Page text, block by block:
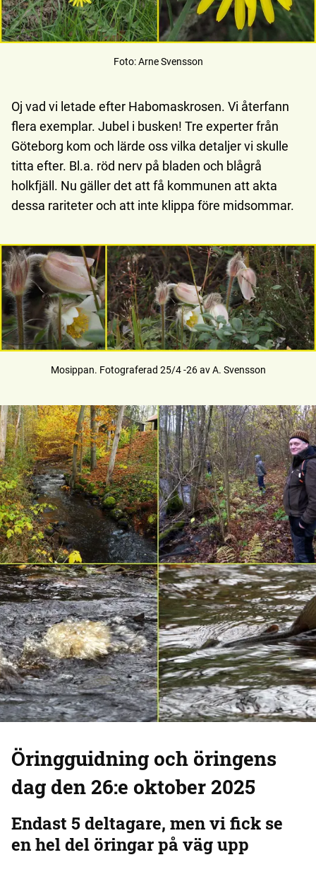
Foto: Arne Svensson
Oj vad vi letade efter Habomaskrosen. Vi återfann
flera exemplar. Jubel i busken! Tre experter från
Göteborg kom och lärde oss vilka detaljer vi skulle
titta efter. Bl.a. röd nerv på bladen och blågrå
holkfjäll. Nu gäller det att få kommunen att akta
dessa rariteter och att inte klippa före midsommar.
Mosippan. Fotograferad 25/4 -26 av A. Svensson
Öringguidning och öringens
dag den 26:e oktober 2025
Endast 5 deltagare, men vi fick se
en hel del öringar på väg upp